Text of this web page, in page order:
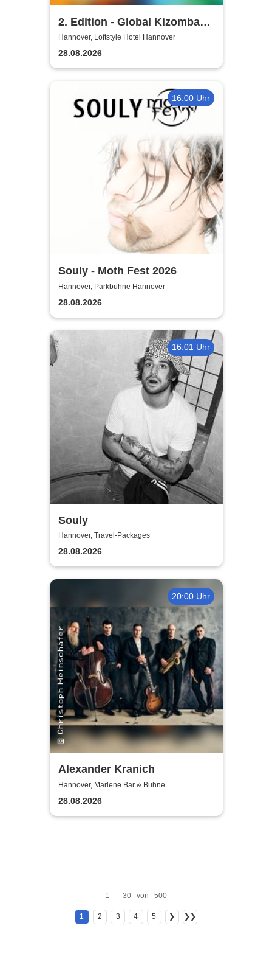
2. Edition - Global Kizomba
Germany Festival
Hannover, Loftstyle Hotel Hannover
28.08.2026
16:00 Uhr
Souly - Moth Fest 2026
Hannover, Parkbühne Hannover
28.08.2026
16:01 Uhr
Souly
Hannover, Travel-Packages
28.08.2026
20:00 Uhr
Alexander Kranich
Hannover, Marlene Bar & Bühne
28.08.2026
1 - 30 von 500
1 2 3 4 5 ❯ ❯❯